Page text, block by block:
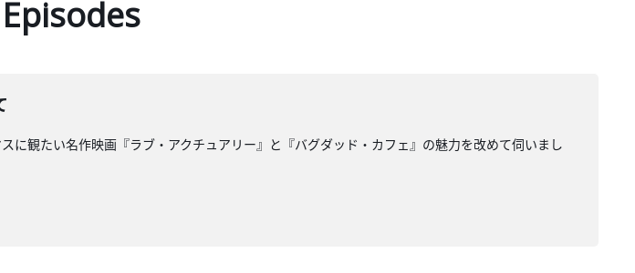
に観たい名作映画『ラブ・アクチュアリー』と『バグダッド・カフェ』の魅力を改めて伺いまし